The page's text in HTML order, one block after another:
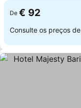
De € 92
Consulte os preços de